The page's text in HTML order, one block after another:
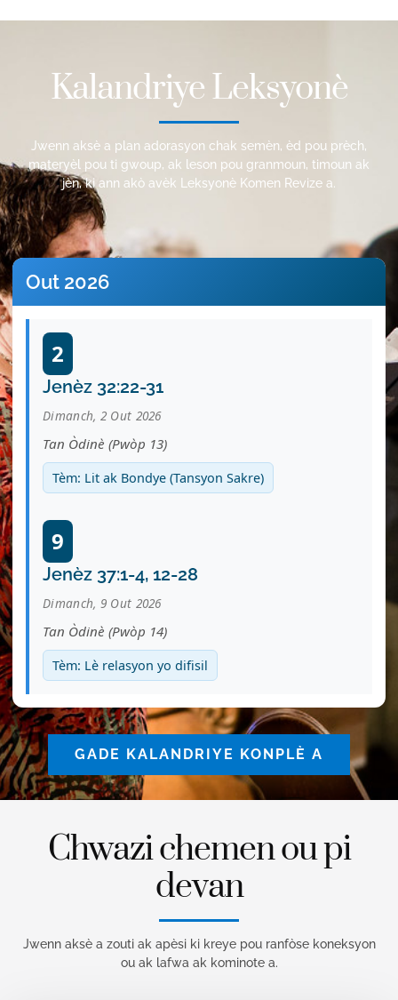
Kalandriye Leksyonè
Jwenn aksè a plan adorasyon chak semèn, èd pou prèch,
materyèl pou ti gwoup, ak leson pou granmoun, timoun ak
jèn, ki ann akò avèk Leksyonè Komen Revize a.
Out 2026
2
Jenèz 32:22-31
Dimanch, 2 Out 2026
Tan Òdinè (Pwòp 13)
Tèm: Lit ak Bondye (Tansyon Sakre)
9
Jenèz 37:1-4, 12-28
Dimanch, 9 Out 2026
Tan Òdinè (Pwòp 14)
Tèm: Lè relasyon yo difisil
GADE KALANDRIYE KONPLÈ A
Chwazi chemen ou pi
devan
Jwenn aksè a zouti ak apèsi ki kreye pou ranfòse koneksyon
ou ak lafwa ak kominote a.